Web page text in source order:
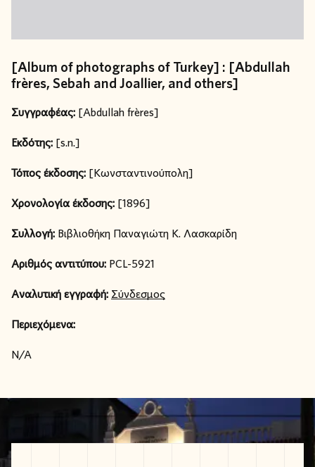
[Album of photographs of Turkey] : [Abdullah
frères, Sebah and Joallier, and others]
Συγγραφέας: [Abdullah frères]
Εκδότης: [s.n.]
Τόπος έκδοσης: [Κωνσταντινούπολη]
Χρονολογία έκδοσης: [1896]
Συλλογή: Βιβλιοθήκη Παναγιώτη Κ. Λασκαρίδη
Αριθμός αντιτύπου: PCL-5921
Αναλυτική εγγραφή: Σύνδεσμος
Περιεχόμενα:
N/A